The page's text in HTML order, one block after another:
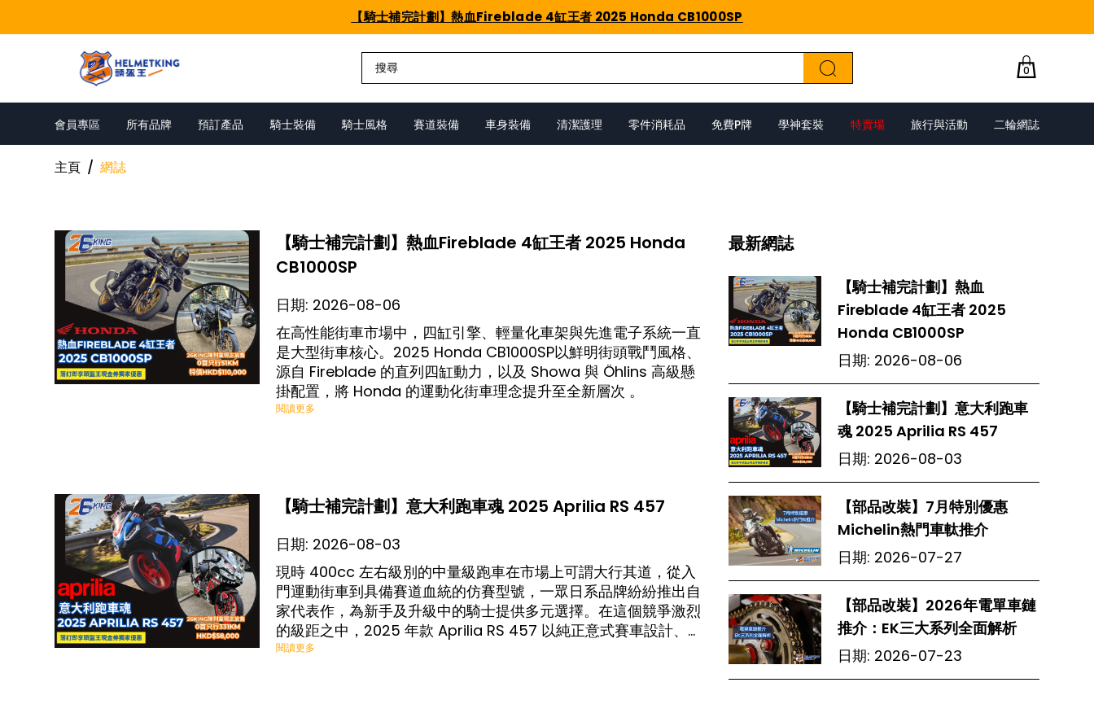
【騎士補完計劃】熱血Fireblade 4缸王者 2025 Honda CB1000SP
0
會員專區 所有品牌 預訂產品 騎士裝備 騎士風格 賽道裝備 車身裝備 清潔護理 零件消耗品 免費P牌 學神套裝 特賣場 旅行與活動 二輪網誌
主頁 / 網誌
【騎士補完計劃】熱血Fireblade 4缸王者 2025 Honda
CB1000SP
日期: 2026-08-06
在高性能街車市場中，四缸引擎、輕量化車架與先進電子系統一直
是大型街車核心。2025 Honda CB1000SP以鮮明街頭戰鬥風格、
源自 Fireblade 的直列四缸動力，以及 Showa 與 Öhlins 高級懸
掛配置，將 Honda 的運動化街車理念提升至全新層次 。
閱讀更多
【騎士補完計劃】意大利跑車魂 2025 Aprilia RS 457
日期: 2026-08-03
現時 400cc 左右級別的中量級跑車在市場上可謂大行其道，從入
門運動街車到具備賽道血統的仿賽型號，一眾日系品牌紛紛推出自
家代表作，為新手及升級中的騎士提供多元選擇。在這個競爭激烈
的級距之中，2025 年款 Aprilia RS 457 以純正意式賽車設計、
鋁合金車架與成熟電子配備突圍而出，為400cc級跑車訂立一個
閱讀更多
最新網誌
【騎士補完計劃】熱血
Fireblade 4缸王者 2025
Honda CB1000SP
日期: 2026-08-06
【騎士補完計劃】意大利跑車
魂 2025 Aprilia RS 457
日期: 2026-08-03
【部品改裝】7月特別優惠
Michelin熱門車軚推介
日期: 2026-07-27
【部品改裝】2026年電單車鏈
推介：EK三大系列全面解析
日期: 2026-07-23